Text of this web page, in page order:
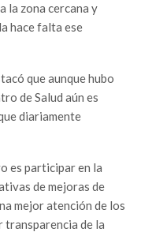
la zona cercana y
hace falta ese
que aunque hubo
de Salud aún es
diariamente
participar en la
de mejoras de
mejor atención de los
transparencia de la